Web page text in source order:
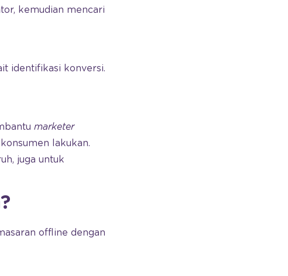
kemudian mencari
identifikasi konversi.
marketer
lakukan.
juga untuk
offline dengan